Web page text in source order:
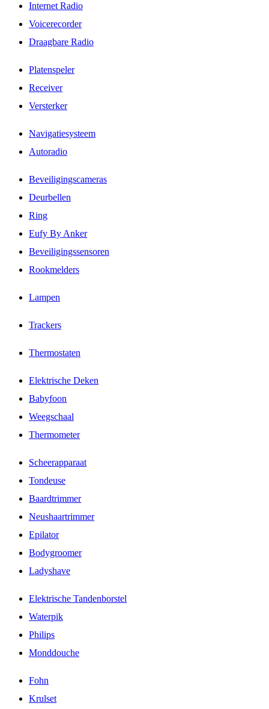
Internet Radio
Voicerecorder
Draagbare Radio
Platenspeler
Receiver
Versterker
Navigatiesysteem
Autoradio
Beveiligingscameras
Deurbellen
Ring
Eufy By Anker
Beveiligingssensoren
Rookmelders
Lampen
Trackers
Thermostaten
Elektrische Deken
Babyfoon
Weegschaal
Thermometer
Scheerapparaat
Tondeuse
Baardtrimmer
Neushaartrimmer
Epilator
Bodygroomer
Ladyshave
Elektrische Tandenborstel
Waterpik
Philips
Monddouche
Fohn
Krulset